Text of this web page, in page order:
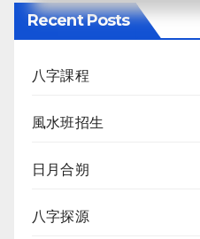
Recent Posts
八字課程
風水班招生
日月合朔
八字探源